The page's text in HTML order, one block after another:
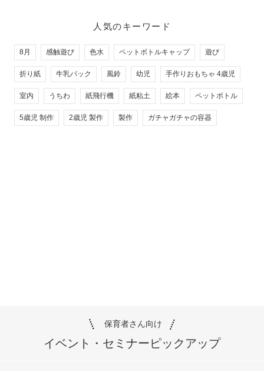
人気のキーワード
8月 感触遊び 色水 ペットボトルキャップ 遊び
折り紙 牛乳パック 風鈴 幼児 手作りおもちゃ 4歳児
室内 うちわ 紙飛行機 紙粘土 絵本 ペットボトル
5歳児 制作 2歳児 製作 製作 ガチャガチャの容器
保育者さん向け
イベント・セミナーピックアップ